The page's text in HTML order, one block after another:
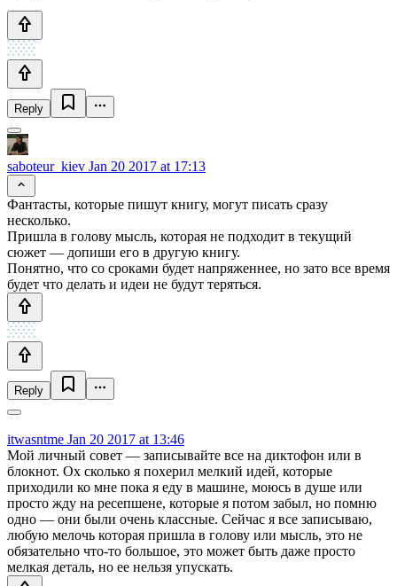
Reply
saboteur_kiev Jan 20 2017 at 17:13
Фантасты, которые пишут книгу, могут писать сразу
несколько.
Пришла в голову мысль, которая не подходит в текущий
сюжет — допиши его в другую книгу.
Понятно, что со сроками будет напряженнее, но зато все время
будет что делать и идеи не будут теряться.
Reply
itwasntme Jan 20 2017 at 13:46
Мой личный совет — записывайте все на диктофон или в
блокнот. Ох сколько я похерил мелкий идей, которые
приходили ко мне пока я еду в машине, моюсь в душе или
просто жду на ресепшене, которые я потом забыл, но помню
одно — они были очень классные. Сейчас я все записываю,
любую мелочь которая пришла в голову или мысль, это не
обязательно что-то большое, это может быть даже просто
мелкая деталь, но ее нельзя упускать.